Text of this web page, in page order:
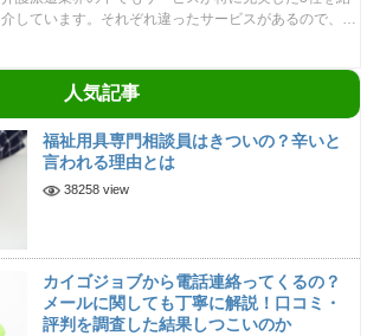
介しています。それぞれ違ったサービスがあるので、…
人気記事
福祉用具専門相談員はきついの？辛いと
言われる理由とは
38258 view
カイゴジョブから電話連絡ってくるの？
メールに関しても丁寧に解説！口コミ・
評判を調査した結果しつこいのか